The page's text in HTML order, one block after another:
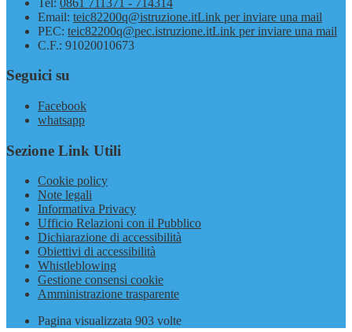
Email: teic82200q@istruzione.itLink per inviare una mail
PEC: teic82200q@pec.istruzione.itLink per inviare una mail
C.F.: 91020010673
Seguici su
Facebook
whatsapp
Sezione Link Utili
Cookie policy
Note legali
Informativa Privacy
Ufficio Relazioni con il Pubblico
Dichiarazione di accessibilità
Obiettivi di accessibilità
Whistleblowing
Gestione consensi cookie
Amministrazione trasparente
Pagina visualizzata 903 volte